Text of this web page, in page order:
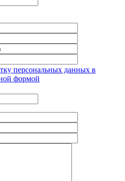
персональных данных в
формой